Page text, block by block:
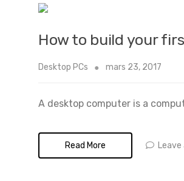
How to build your
Desktop PCs mars 23, 2017
A desktop computer is a
Read More